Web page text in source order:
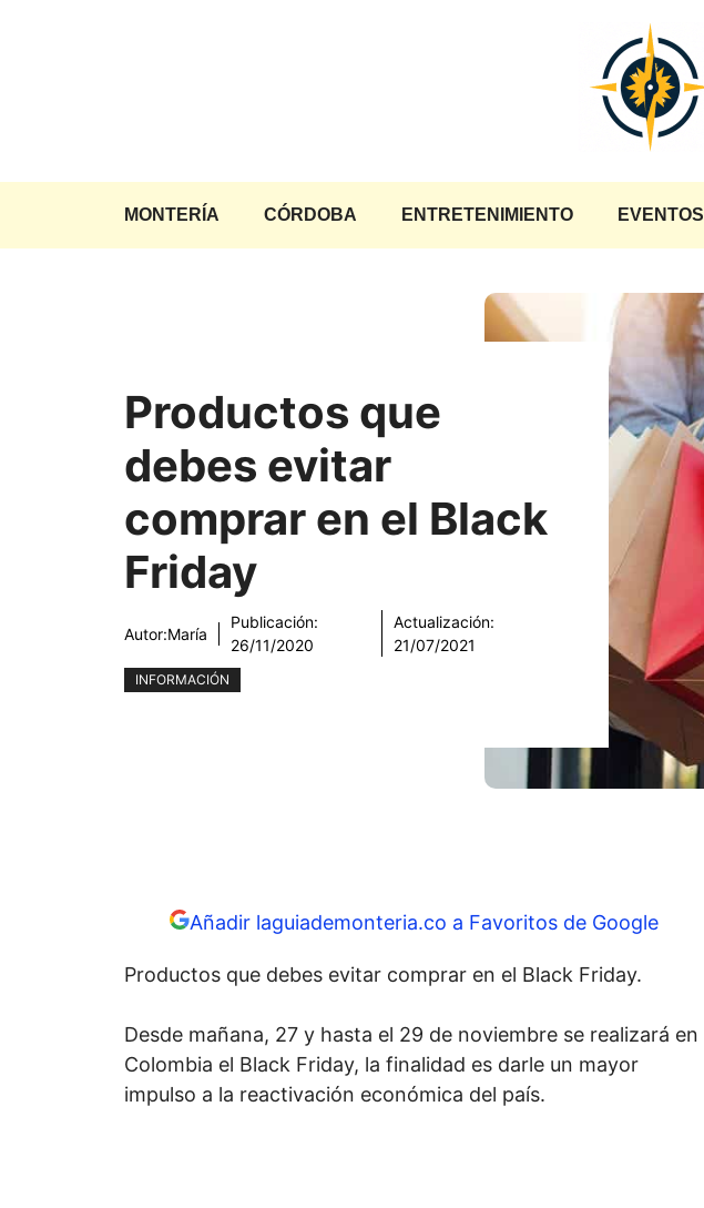
MONTERÍA CÓRDOBA ENTRETENIMIENTO EVENTOS
Productos que
debes evitar
comprar en el Black
Friday
Autor:María
Publicación:
26/11/2020
Actualización:
21/07/2021
INFORMACIÓN
Añadir laguiademonteria.co a Favoritos de Google
Productos que debes evitar comprar en el Black Friday.
Desde mañana, 27 y hasta el 29 de noviembre se realizará en
Colombia el Black Friday, la finalidad es darle un mayor
impulso a la reactivación económica del país.